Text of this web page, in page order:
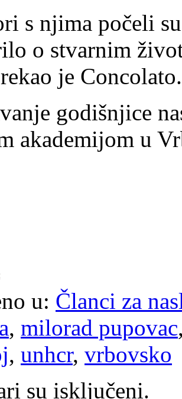
s njima počeli
o stvarnim
je Concolato.
godišnjice
akademijom u
u: Članci za
, milorad pupovac
, unhcr, vrbovsko
su isključeni.